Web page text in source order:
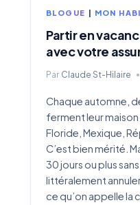
BLOGUE MON
Partir en
avec votre
Par Claude St-Hilaire
Chaque automne,
ferment leur
Floride, Mexique,
C’est bien mérité.
30 jours ou plus
littéralement
ce qu’on appelle la